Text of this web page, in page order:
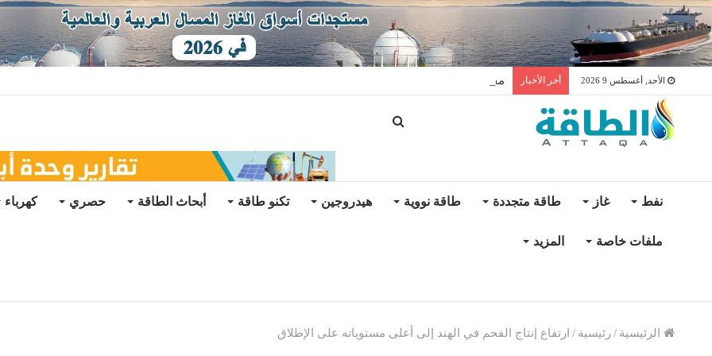
الأحد, أغسطس 9 2026 أخر الأخبار مفاوضات لتخزين النفط العراقي في الخارج
نفط غاز طاقة متجددة طاقة نووية هيدروجين تكنو طاقة أبحاث الطاقة حصري كهرباء
ملفات خاصة المزيد
الرئيسية /رئيسية / ارتفاع إنتاج الفحم في الهند إلى أعلى مستوياته على الإطلاق